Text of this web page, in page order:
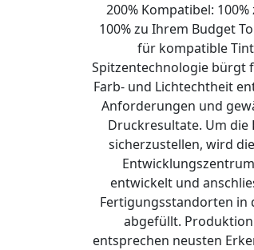
200% Kompatibel:
100% zu Ihrem Budget
für kompatible
Spitzentechnologie bürgt
Farb- und Lichtechtheit
Anforderungen und
Druckresultate. Um
sicherzustellen, wird
entwickelt und
Fertigungsstandorten in
abgefüllt.
entsprechen neusten